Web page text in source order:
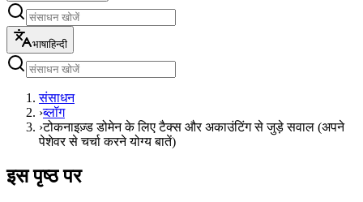
भाषाहिन्दी
संसाधन
›ब्लॉग
›टोकनाइज़्ड डोमेन के लिए टैक्स और अकाउंटिंग से जुड़े सवाल (अपने
पेशेवर से चर्चा करने योग्य बातें)
इस पृष्ठ पर